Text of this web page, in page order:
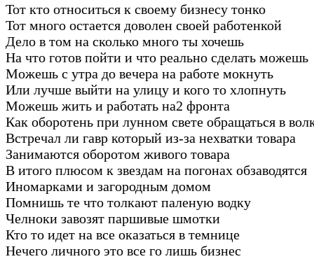
Тот кто относиться к своему бизнесу тонко
Тот много остается доволен своей работенкой
Дело в том на сколько много ты хочешь
На что готов пойти и что реально сделать можешь
Можешь с утра до вечера на работе мокнуть
Или лучше выйти на улицу и кого то хлопнуть
Можешь жить и работать на2 фронта
Как оборотень при лунном свете обращаться в
Встречал ли гавр который из-за нехватки товара
Занимаются оборотом живого товара
В итого плюсом к звездам на погонах обзаводятся
Иномарками и загородным домом
Помнишь те что толкают паленую водку
Челноки завозят паршивые шмотки
Кто то идет на все оказаться в темнице
Нечего личного это все го лишь бизнес